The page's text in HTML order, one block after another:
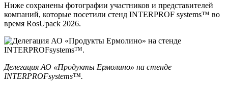
Ниже сохранены фотографии участников и представителей
компаний, которые посетили стенд INTERPROF systems™ во
время RosUpack 2026.
Делегация АО «Продукты Ермолино» на стенде
INTERPROFsystems™.